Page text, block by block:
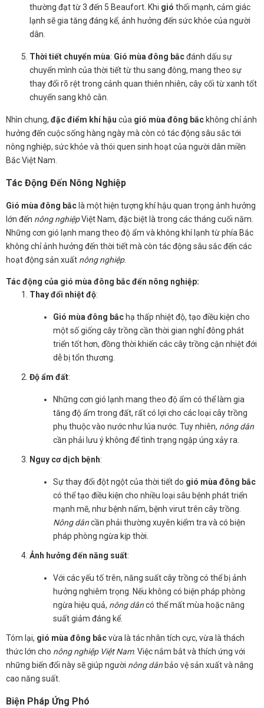
thường đạt từ 3 đến 5 Beaufort. Khi gió thổi mạnh, cảm giác
lạnh sẽ gia tăng đáng kể, ảnh hưởng đến sức khỏe của người
dân.
Thời tiết chuyển mùa: Gió mùa đông bắcđánh dấu sự
chuyển mình của thời tiết từ thu sang đông, mang theo sự
thay đổi rõ rệt trong cảnh quan thiên nhiên, cây cối từ xanh tốt
chuyển sang khô cằn.
Nhìn chung, đặc điểm khí hậu của gió mùa đông bắc không chỉ ảnh
hưởng đến cuộc sống hàng ngày mà còn có tác động sâu sắc tới
nông nghiệp, sức khỏe và thói quen sinh hoạt của người dân miền
Bắc Việt Nam.
Tác Động Đến Nông Nghiệp
Gió mùa đông bắc là một hiện tượng khí hậu quan trọng ảnh hưởng
lớn đến nông nghiệpViệt Nam, đặc biệt là trong các tháng cuối năm.
Những cơn gió lạnh mang theo độ ẩm và không khí lạnh từ phía Bắc
không chỉ ảnh hưởng đến thời tiết mà còn tác động sâu sắc đến các
hoạt động sản xuất nông nghiệp.
Tác động của gió mùa đông bắc đến nông nghiệp:
Thay đổi nhiệt độ:
Gió mùa đông bắc hạ thấp nhiệt độ, tạo điều kiện cho
một số giống cây trồng cần thời gian nghỉ đông phát
triển tốt hơn, đồng thời khiến các cây trồng cận nhiệt đới
dễ bị tổn thương.
Độ ẩm đất:
Những cơn gió lạnh mang theo độ ẩm có thể làm gia
tăng độ ẩm trong đất, rất có lợi cho các loại cây trồng
phụ thuộc vào nước như lúa nước. Tuy nhiên, nông dân
cần phải lưu ý không để tình trạng ngập úng xảy ra.
Nguy cơ dịch bệnh:
Sự thay đổi đột ngột của thời tiết do gió mùa đông bắc
có thể tạo điều kiện cho nhiều loại sâu bệnh phát triển
mạnh mẽ, như bệnh nấm, bệnh virut trên cây trồng.
Nông dâncần phải thường xuyên kiểm tra và có biện
pháp phòng ngừa kịp thời.
Ảnh hưởng đến năng suất:
Với các yếu tố trên, năng suất cây trồng có thể bị ảnh
hưởng nghiêm trọng. Nếu không có biện pháp phòng
ngừa hiệu quả, nông dâncó thể mất mùa hoặc năng
suất giảm đáng kể.
Tóm lại, gió mùa đông bắcvừa là tác nhân tích cực, vừa là thách
thức lớn cho nông nghiệp Việt Nam. Việc nắm bắt và thích ứng với
những biến đổi này sẽ giúp người nông dân bảo vệ sản xuất và nâng
cao năng suất.
Biện Pháp Ứng Phó